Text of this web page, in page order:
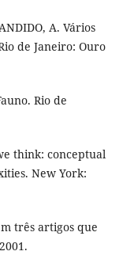
A. Vários
de Janeiro: Ouro
Rio de
think: conceptual
New York:
três artigos que